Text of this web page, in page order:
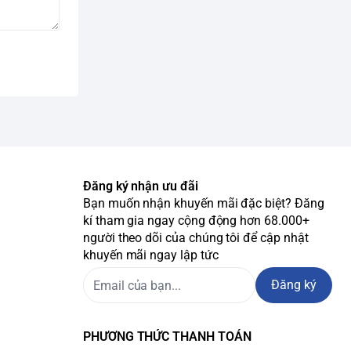
Đăng ký nhận ưu đãi
Bạn muốn nhận khuyến mãi đặc biệt? Đăng
kí tham gia ngay cộng động hơn 68.000+
người theo dõi của chúng tôi để cập nhật
khuyến mãi ngay lập tức
Đăng ký
PHƯƠNG THỨC THANH TOÁN